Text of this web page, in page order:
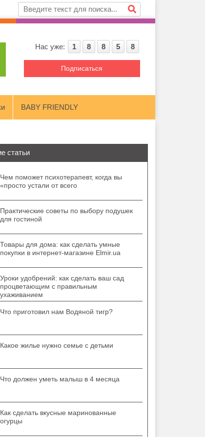
Нас уже: 1 8 8 5 8
Подписаться
BABY FRIENDLY
статьи
Чем поможет психотерапевт, когда вы
«просто устали от всего
Практические советы по выбору подушек
для гостиной
Товары для дома: как сделать умные
покупки в интернет-магазине Elmir.ua
Уроки удобрений: как сделать ваш сад
процветающим с правильным
ухаживанием
Что приготовил нам Водяной тигр?
Какое жилье нужно семье с детьми
Что должен уметь малыш в 4 месяца
Как сделать вкусные маринованные
огурцы